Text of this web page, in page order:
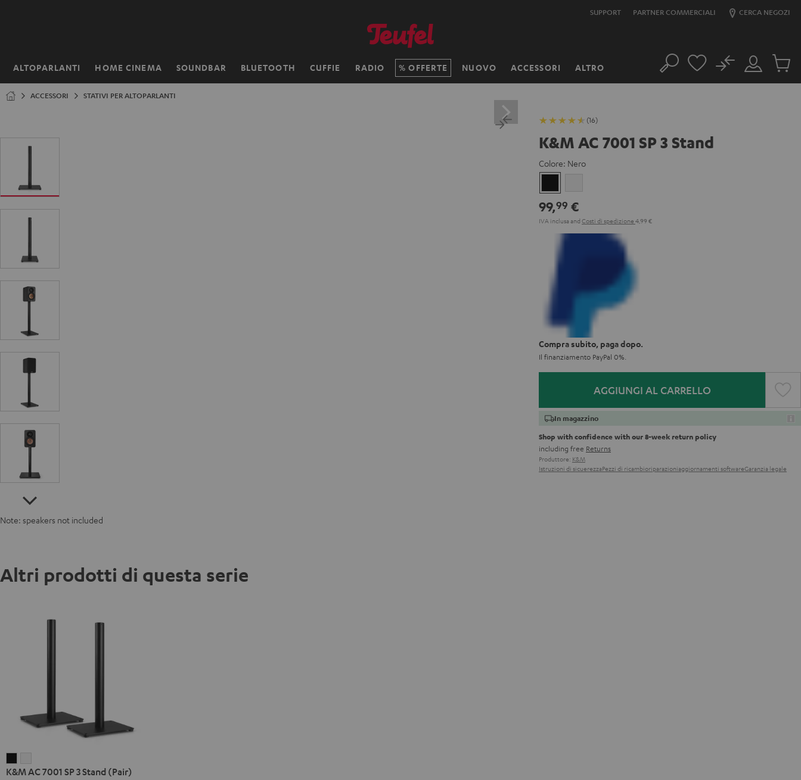
SUPPORT PARTNER COMMERCIALI CERCA NEGOZI
ALTOPARLANTI HOME CINEMA SOUNDBAR BLUETOOTH CUFFIE RADIO OFFERTE NUOVO ACCESSORI ALTRO
Pagina
Cerca
Il
mio
No
Prodotti
ACCESSORI STATIVI PER ALTOPARLANTI
(16)
K&M AC 7001 SP 3 Stand
Colore: Nero
99,99 €
IVA inclusa and Costi di spedizione 4,99 €
Compra subito, paga dopo.
Il finanziamento PayPal 0%.
AGGIUNGI AL CARRELLO
In magazzino
Shop with confidence with our 8-week return policy
including free Returns
Produttore: K&M
Istruzioni di sicuerezzaPezzi di ricambioriparazioniaggiornamenti softwareGaranzia legale
Note: speakers not included
Altri prodotti di questa serie
AC AC
K&M AC 7001 SP 3 Stand (Pair)